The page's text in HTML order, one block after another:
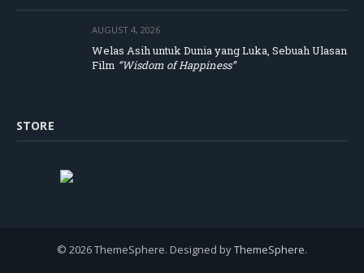
AUGUST 4, 2026
Welas Asih untuk Dunia yang Luka, Sebuah Ulasan
Film “Wisdom of Happiness”
STORE
© 2026 ThemeSphere. Designed byThemeSphere.